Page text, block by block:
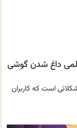
داغ شدن گوشی
است که کاربران